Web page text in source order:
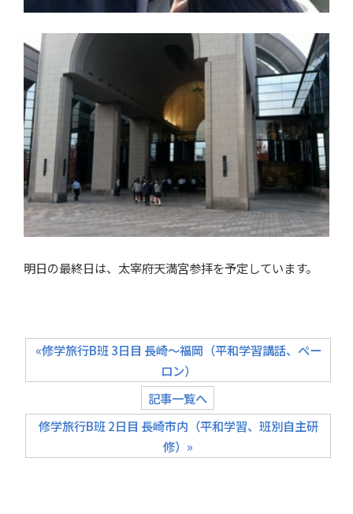
明日の最終日は、太宰府天満宮参拝を予定しています。
«修学旅行B班 3日目 長崎～福岡（平和学習講話、ペー
ロン）
記事一覧へ
修学旅行B班 2日目 長崎市内（平和学習、班別自主研
修）»